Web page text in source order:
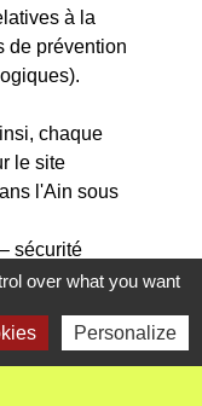
à la
de prévention
chaque
le site
l'Ain sous
sécurité
et à
des-
a1369.html
over what you want
Personalize